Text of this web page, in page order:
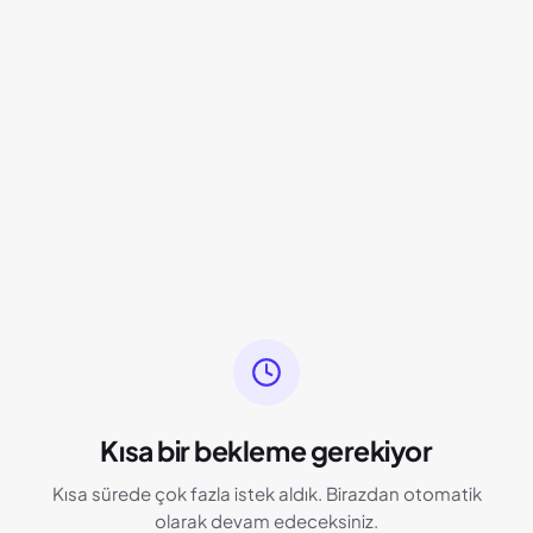
Kısa bir bekleme gerekiyor
Kısa sürede çok fazla istek aldık. Birazdan otomatik
olarak devam edeceksiniz.